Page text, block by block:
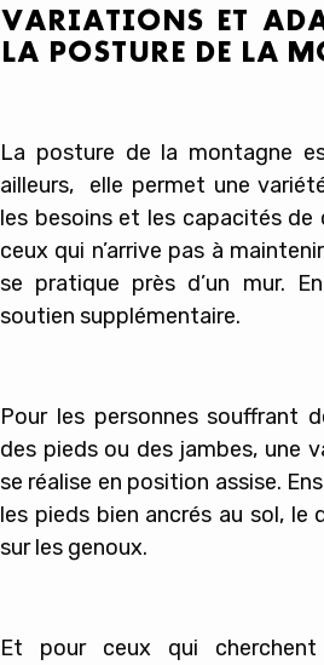
VARIATIONS ET
LA POSTURE DE LA
La posture de la montagne
ailleurs, elle permet une
les besoins et les capacités de
ceux qui n’arrive pas à
se pratique près d’un mur.
soutien supplémentaire.
Pour les personnes souffrant
des pieds ou des jambes, une
se réalise en position assise.
les pieds bien ancrés au sol, le
sur les genoux.
Et pour ceux qui